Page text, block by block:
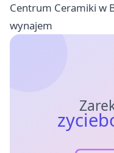
Centrum Ceramiki w
wynajem